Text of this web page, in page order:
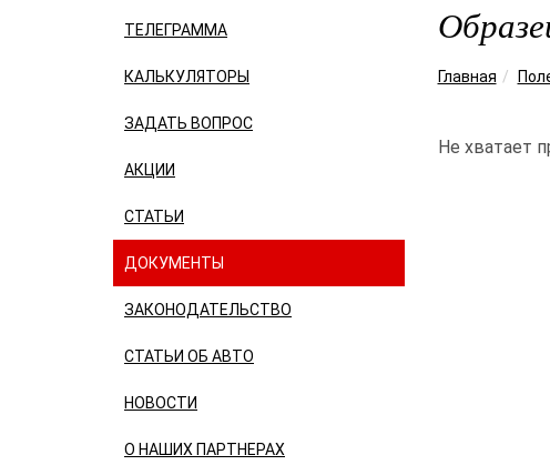
Главная
Не хватает
ТЕЛЕГРАММА
КАЛЬКУЛЯТОРЫ
ЗАДАТЬ ВОПРОС
АКЦИИ
СТАТЬИ
ДОКУМЕНТЫ
ЗАКОНОДАТЕЛЬСТВО
СТАТЬИ ОБ АВТО
НОВОСТИ
О НАШИХ ПАРТНЕРАХ